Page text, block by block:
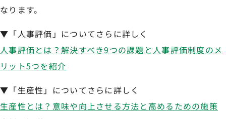
なります。
▼「人事評価」についてさらに詳しく
人事評価とは？解決すべき9つの課題と人事評価制度のメ
リット5つを紹介
▼「生産性」についてさらに詳しく
生産性とは？意味や向上させる方法と高めるための施策